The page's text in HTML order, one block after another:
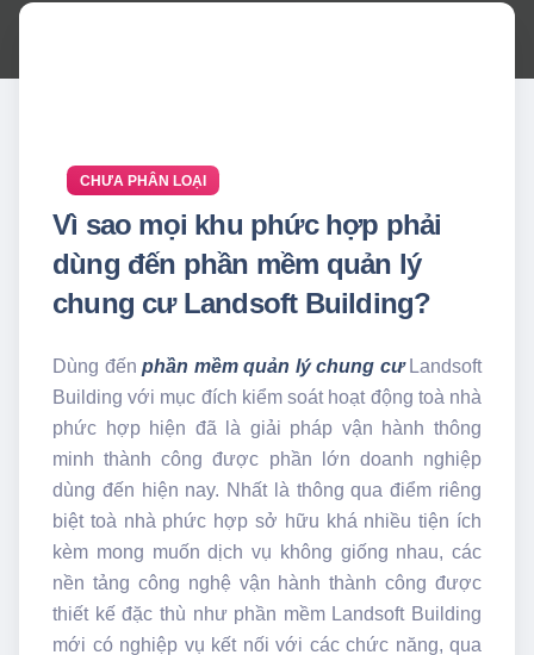
CHƯA PHÂN LOẠI
Vì sao mọi khu phức hợp phải
dùng đến phần mềm quản lý
chung cư Landsoft Building?
Dùng đến phần mềm quản lý chung cưLandsoft
Building với mục đích kiểm soát hoạt động toà nhà
phức hợp hiện đã là giải pháp vận hành thông
minh thành công được phần lớn doanh nghiệp
dùng đến hiện nay. Nhất là thông qua điểm riêng
biệt toà nhà phức hợp sở hữu khá nhiều tiện ích
kèm mong muốn dịch vụ không giống nhau, các
nền tảng công nghệ vận hành thành công được
thiết kế đặc thù như phần mềm Landsoft Building
mới có nghiệp vụ kết nối với các chức năng, qua